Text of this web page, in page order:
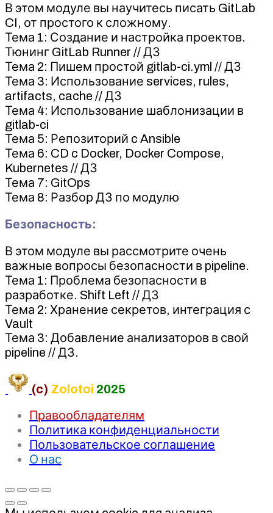
В этом модуле вы научитесь писать GitLab
CI, от простого к сложному.
Тема 1: Создание и настройка проектов.
Тюнинг GitLab Runner // ДЗ
Тема 2: Пишем простой gitlab-ci.yml // ДЗ
Тема 3: Использование services, rules,
artifacts, cache // ДЗ
Тема 4: Использование шаблонизации в
gitlab-ci
Тема 5: Репозиторий c Ansible
Тема 6: CD c Docker, Docker Compose,
Kubernetes // ДЗ
Тема 7: GitOps
Тема 8: Разбор ДЗ по модулю
Безопасность:
В этом модуле вы рассмотрите очень
важные вопросы безопасности в pipeline.
Тема 1: Проблема безопасности в
разработке. Shift Left // ДЗ
Тема 2: Хранение секретов, интеграция с
Vault
Тема 3: Добавление анализаторов в свой
pipeline // ДЗ.
(c) Zolotoi 2025
Правообладателям
Политика конфиденциальности
Пользовательское соглашение
О нас